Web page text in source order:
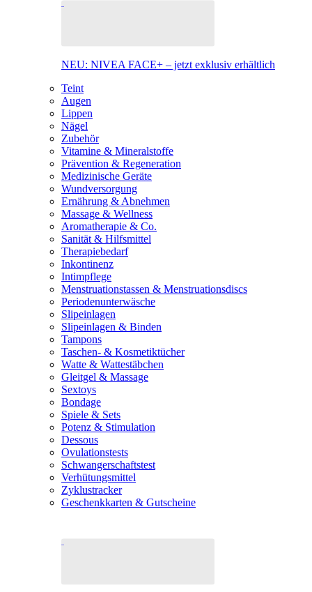
NEU: NIVEA FACE+ – jetzt exklusiv erhältlich
Teint
Augen
Lippen
Nägel
Zubehör
Vitamine & Mineralstoffe
Prävention & Regeneration
Medizinische Geräte
Wundversorgung
Ernährung & Abnehmen
Massage & Wellness
Aromatherapie & Co.
Sanität & Hilfsmittel
Therapiebedarf
Inkontinenz
Intimpflege
Menstruationstassen & Menstruationsdiscs
Periodenunterwäsche
Slipeinlagen
Slipeinlagen & Binden
Tampons
Taschen- & Kosmetiktücher
Watte & Wattestäbchen
Gleitgel & Massage
Sextoys
Bondage
Spiele & Sets
Potenz & Stimulation
Dessous
Ovulationstests
Schwangerschaftstest
Verhütungsmittel
Zyklustracker
Geschenkkarten & Gutscheine